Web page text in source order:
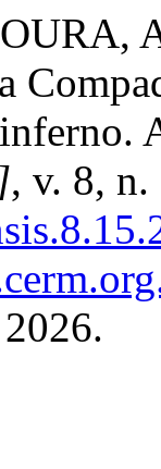
, v. 8,